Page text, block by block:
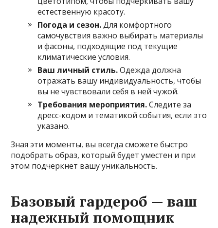
естественную красоту.
Погода и сезон.Для комфортного
самочувствия важно выбирать материалы
и фасоны, подходящие под текущие
климатические условия.
Ваш личный стиль.Одежда должна
отражать вашу индивидуальность, чтобы
вы не чувствовали себя в ней чужой.
Требования мероприятия.Следите за
дресс-кодом и тематикой события, если это
указано.
Зная эти моменты, вы всегда сможете быстро
подобрать образ, который будет уместен и при
этом подчеркнет вашу уникальность.
Базовый гардероб — ваш
надежный помощник